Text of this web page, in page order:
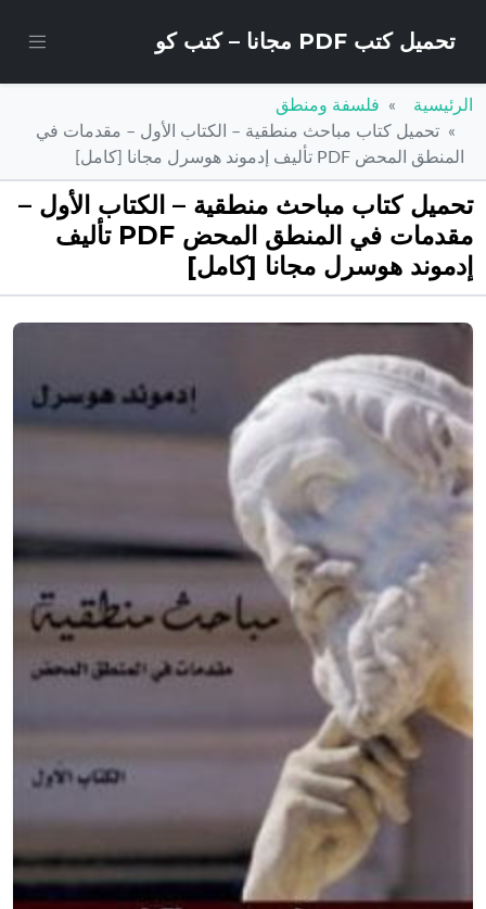
تحميل كتب PDF مجانا – كتب كو
الرئيسية
فلسفة ومنطق
تحميل كتاب مباحث منطقية – الكتاب الأول – مقدمات في
المنطق المحض PDF تأليف إدموند هوسرل مجانا [كامل]
تحميل كتاب مباحث منطقية – الكتاب الأول –
مقدمات في المنطق المحض PDF تأليف
إدموند هوسرل مجانا [كامل]